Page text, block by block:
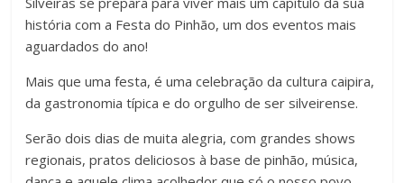
história com a Festa do Pinhão, um dos eventos mais
aguardados do ano!
Mais que uma festa, é uma celebração da cultura caipira,
da gastronomia típica e do orgulho de ser silveirense.
Serão dois dias de muita alegria, com grandes shows
regionais, pratos deliciosos à base de pinhão, música,